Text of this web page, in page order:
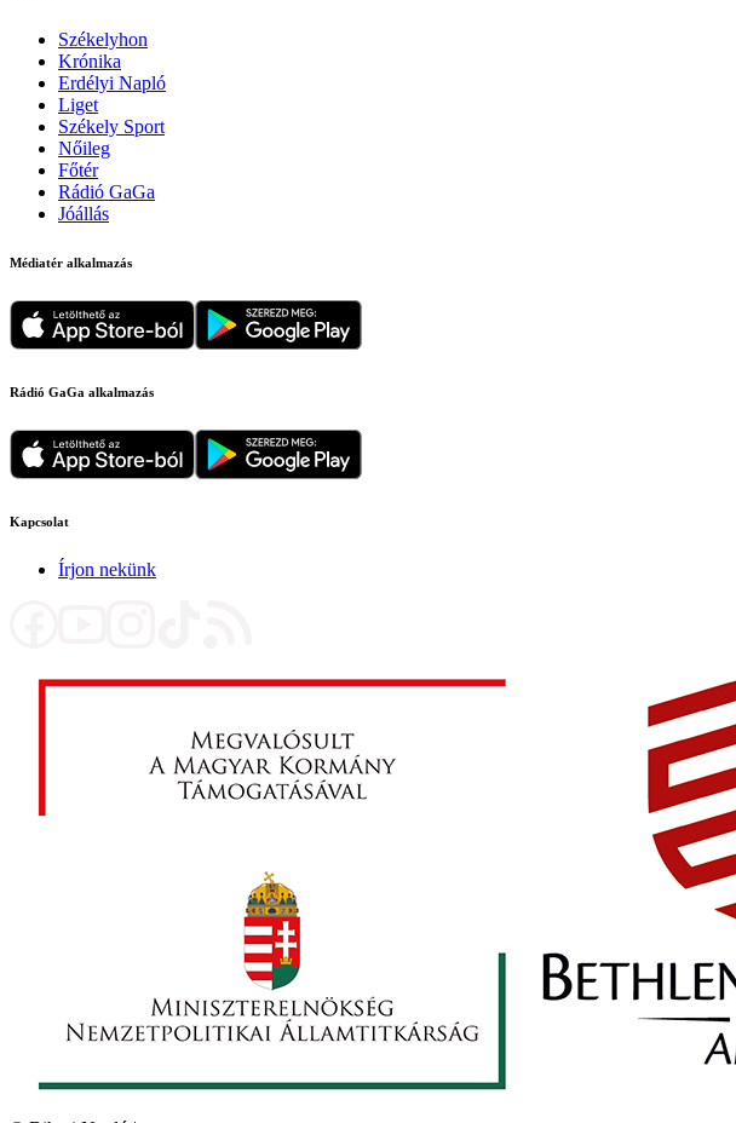
Székelyhon
Krónika
Erdélyi Napló
Liget
Székely Sport
Nőileg
Főtér
Rádió GaGa
Jóállás
Médiatér alkalmazás
Rádió GaGa alkalmazás
Kapcsolat
Írjon nekünk